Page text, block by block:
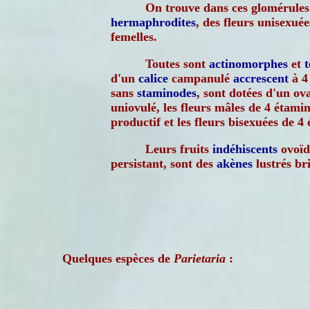
On trouve dans ces
hermaphrodites, des fleurs
femelles.
Toutes sont actinomorphes et
d'un calice campanulé accrescent à
sans staminodes, sont dotées d'un
uniovulé, les fleurs mâles de 4
productif et les fleurs bisexuées de
Leurs fruits indéhiscents
persistant, sont des akènes lustrés
Quelques espèces de Parietaria :